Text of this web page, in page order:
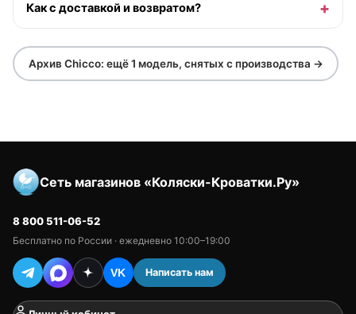
Как с доставкой и возвратом?
Архив Chicco: ещё 1 модель, снятых с производства →
Сеть магазинов «Коляски-Кроватки.Ру»
8 800 511-06-52
Бесплатно по России · ежедневно 10:00–19:00
VK Написать нам